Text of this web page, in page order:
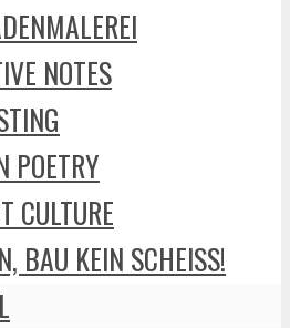
NOTES
POETRY
CULTURE
BAU KEIN SCHEISS!